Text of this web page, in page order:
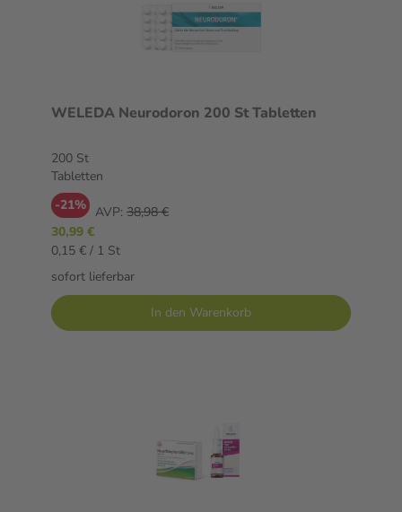
WELEDA Neurodoron 200 St Tabletten
200 St
Tabletten
-21% AVP: 38,98 €
30,99 €
0,15 € / 1 St
sofort lieferbar
In den Warenkorb